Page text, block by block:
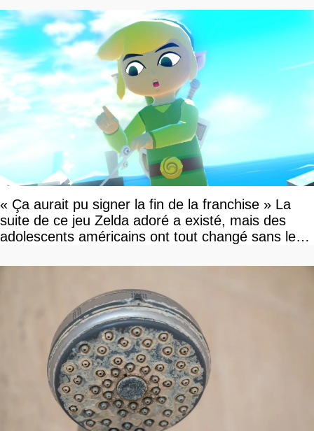
« Ça aurait pu signer la fin de la franchise » La
suite de ce jeu Zelda adoré a existé, mais des
adolescents américains ont tout changé sans le